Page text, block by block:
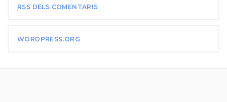
RSS DELS COMENTARIS
WORDPRESS.ORG